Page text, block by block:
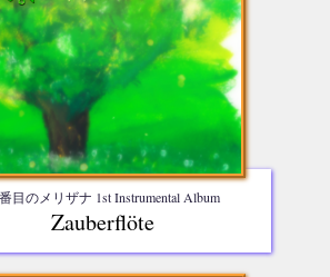
目のメリザナ 1st Instrumental Album
Zauberflöte